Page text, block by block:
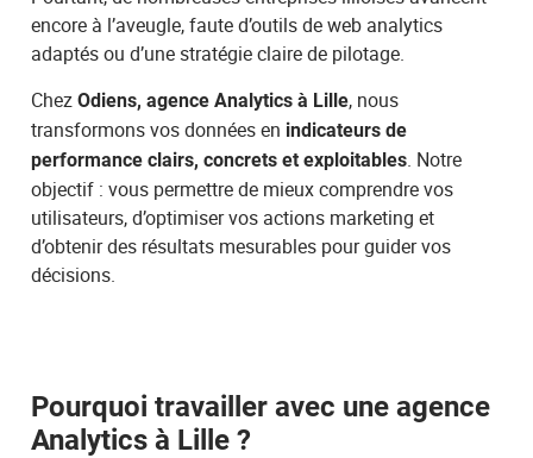
encore à l’aveugle, faute d’outils de web analytics
adaptés ou d’une stratégie claire de pilotage.
ChezOdiens, agence Analytics à Lille, nous
transformons vos données en indicateurs de
performance clairs, concrets et exploitables. Notre
objectif : vous permettre de mieux comprendre vos
utilisateurs, d’optimiser vos actions marketing et
d’obtenir des résultats mesurables pour guider vos
décisions.
Pourquoi travailler avec une agence
Analytics à Lille ?